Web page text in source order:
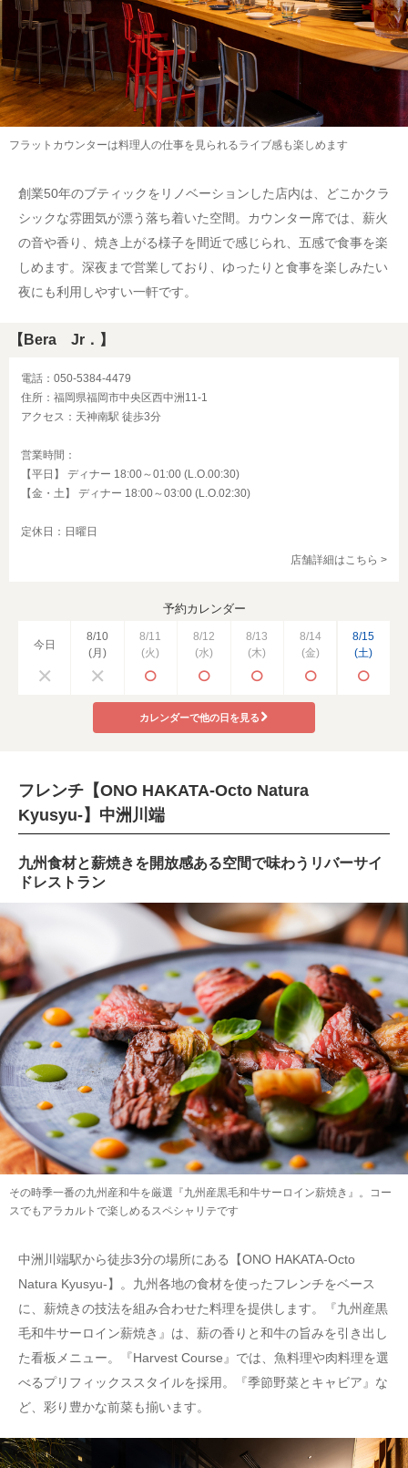
フラットカウンターは料理人の仕事を見られるライブ感も楽しめます
創業50年のブティックをリノベーションした店内は、どこかクラ
シックな雰囲気が漂う落ち着いた空間。カウンター席では、薪火
の音や香り、焼き上がる様子を間近で感じられ、五感で食事を楽
しめます。深夜まで営業しており、ゆったりと食事を楽しみたい
夜にも利用しやすい一軒です。
【Bera Jr．】
電話：050-5384-4479
住所：福岡県福岡市中央区西中洲11-1
アクセス：天神南駅 徒歩3分
営業時間：
【平日】 ディナー 18:00～01:00 (L.O.00:30)
【金・土】 ディナー 18:00～03:00 (L.O.02:30)
定休日：日曜日
店舗詳細はこちら >
予約カレンダー
今日
8/10
(月)
8/11
(火)
8/12
(水)
8/13
(木)
8/14
(金)
8/15
(土)
カレンダーで他の日を見る
フレンチ【ONO HAKATA-Octo Natura
Kyusyu-】中洲川端
九州食材と薪焼きを開放感ある空間で味わうリバーサイ
ドレストラン
その時季一番の九州産和牛を厳選『九州産黒毛和牛サーロイン薪焼き』。コー
スでもアラカルトで楽しめるスペシャリテです
中洲川端駅から徒歩3分の場所にある【ONO HAKATA-Octo
Natura Kyusyu-】。九州各地の食材を使ったフレンチをベース
に、薪焼きの技法を組み合わせた料理を提供します。『九州産黒
毛和牛サーロイン薪焼き』は、薪の香りと和牛の旨みを引き出し
た看板メニュー。『Harvest Course』では、魚料理や肉料理を選
べるプリフィックススタイルを採用。『季節野菜とキャビア』な
ど、彩り豊かな前菜も揃います。